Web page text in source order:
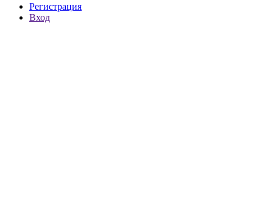
Регистрация
Вход